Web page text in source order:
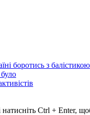
боротись з балістикою
Ctrl + Enter,